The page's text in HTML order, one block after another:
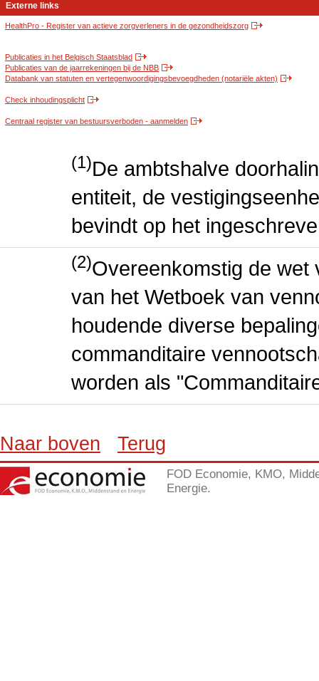
Externe links
HealthPro - Register van actieve zorgverleners in de gezondheidszorg
Publicaties in het Belgisch Staatsblad
Publicaties van de jaarrekeningen bij de NBB
Databank van statuten en vertegenwoordigingsbevoegdheden (notariële akten)
Check inhoudingsplicht
Centraal register van bestuursverboden - aanmelden
(1)De ambtshalve
entiteit, de
bevindt op het
(2)Overeenkomstig de wet
van het Wetboek van
houdende diverse
commanditaire
worden als
Naar boven Terug
FOD Economie, KMO,
Energie.